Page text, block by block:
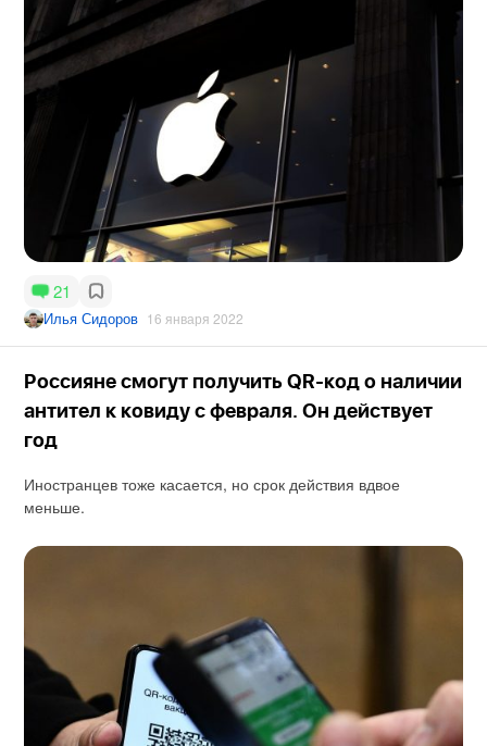
21
Илья Сидоров 16 января 2022
Россияне смогут получить QR-код о наличии
антител к ковиду с февраля. Он действует
год
Иностранцев тоже касается, но срок действия вдвое
меньше.